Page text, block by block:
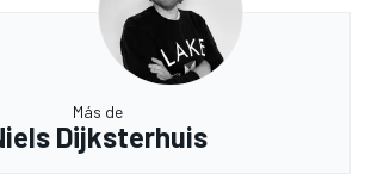
Más de
Dijksterhuis